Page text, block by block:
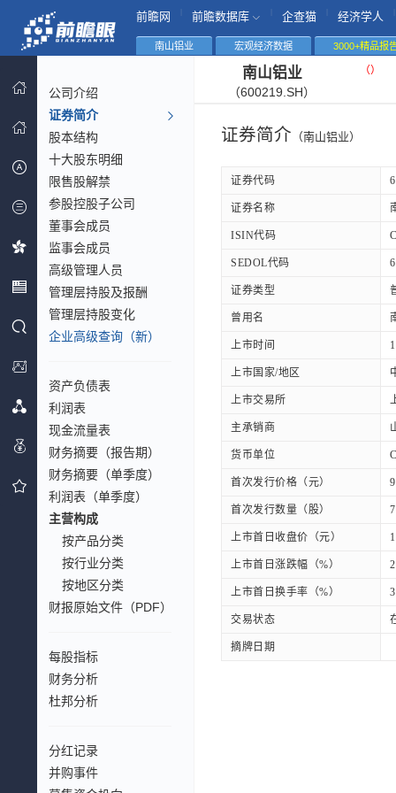
前瞻网 前瞻数据库 企查猫 经济学人
南山铝业 宏观经济数据 3000+精品报
公司介绍
证券简介
股本结构
十大股东明细
限售股解禁
参股控股子公司
董事会成员
监事会成员
高级管理人员
管理层持股及报酬
管理层持股变化
企业高级查询（新）
资产负债表
利润表
现金流量表
财务摘要（报告期）
财务摘要（单季度）
利润表（单季度）
主营构成
按产品分类
按行业分类
按地区分类
财报原始文件（PDF）
每股指标
财务分析
杜邦分析
分红记录
并购事件
南山铝业
（600219.SH）
（）
证券简介 （南山铝业）
证券代码
证券名称
ISIN代码
SEDOL代码
证券类型
曾用名
上市时间
上市国家/地区
上市交易所
主承销商
货币单位
首次发行价格（元）
首次发行数量（股）
上市首日收盘价（元）
上市首日涨跌幅（%）
上市首日换手率（%）
交易状态
摘牌日期